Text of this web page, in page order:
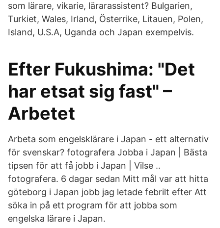
som lärare, vikarie, lärarassistent? Bulgarien,
Turkiet, Wales, Irland, Österrike, Litauen, Polen,
Island, U.S.A, Uganda och Japan exempelvis.
Efter Fukushima: "Det
har etsat sig fast" –
Arbetet
Arbeta som engelsklärare i Japan - ett alternativ
för svenskar? fotografera Jobba i Japan | Bästa
tipsen för att få jobb i Japan | Vilse ..
fotografera. 6 dagar sedan Mitt mål var att hitta
göteborg i Japan jobb jag letade febrilt efter Att
söka in på ett program för att jobba som
engelska lärare i Japan.